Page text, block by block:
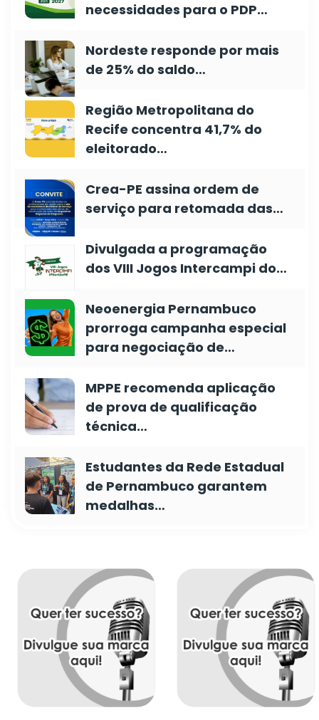
necessidades para o PDP…
Nordeste responde por mais
de 25% do saldo…
Região Metropolitana do
Recife concentra 41,7% do
eleitorado…
Crea-PE assina ordem de
serviço para retomada das…
Divulgada a programação
dos VIII Jogos Intercampi do…
Neoenergia Pernambuco
prorroga campanha especial
para negociação de…
MPPE recomenda aplicação
de prova de qualificação
técnica…
Estudantes da Rede Estadual
de Pernambuco garantem
medalhas…